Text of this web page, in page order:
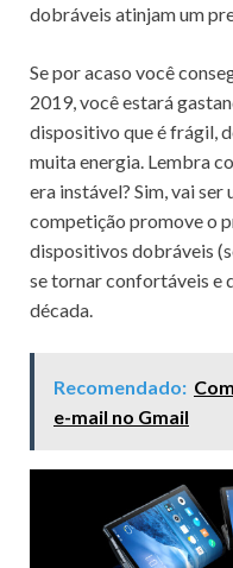
dobráveis ​​atinjam um
Se por acaso você
2019, você estará
dispositivo que é frágil,
muita energia. Lembra
era instável? Sim, vai ser
competição promove o
dispositivos dobráveis
se tornar confortáveis ​​e
década.
Recomendado:
e-mail no Gmail